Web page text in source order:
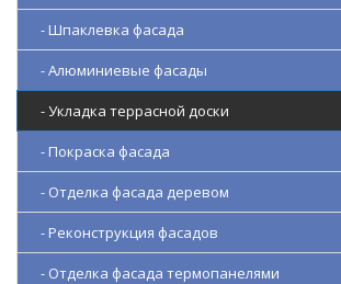
- Шпаклевка фасада
- Алюминиевые фасады
- Укладка террасной доски
- Покраска фасада
- Отделка фасада деревом
- Реконструкция фасадов
- Отделка фасада термопанелями